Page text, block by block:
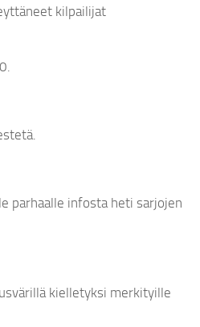
kilpailijat
parhaalle infosta heti sarjojen
kielletyksi merkityille